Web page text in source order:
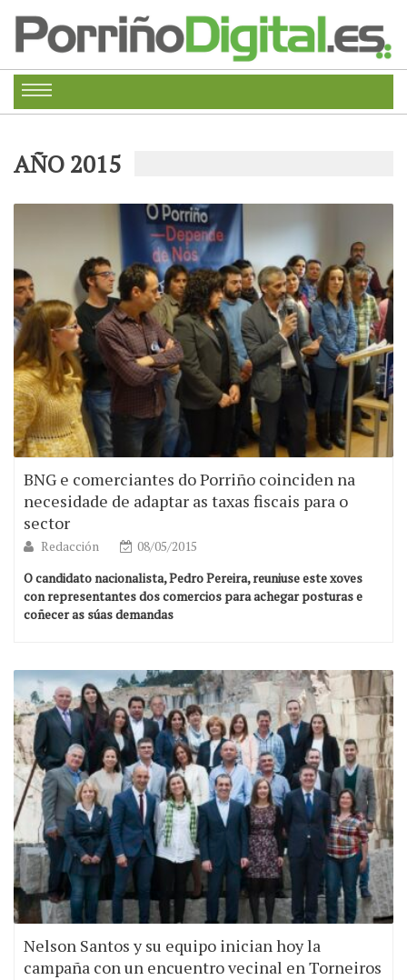
AÑO 2015
BNG e comerciantes do Porriño coinciden na
necesidade de adaptar as taxas fiscais para o
sector
Redacción
08/05/2015
O candidato nacionalista, Pedro Pereira, reuniuse este xoves
con representantes dos comercios para achegar posturas e
coñecer as súas demandas
Nelson Santos y su equipo inician hoy la
campaña con un encuentro vecinal en Torneiros